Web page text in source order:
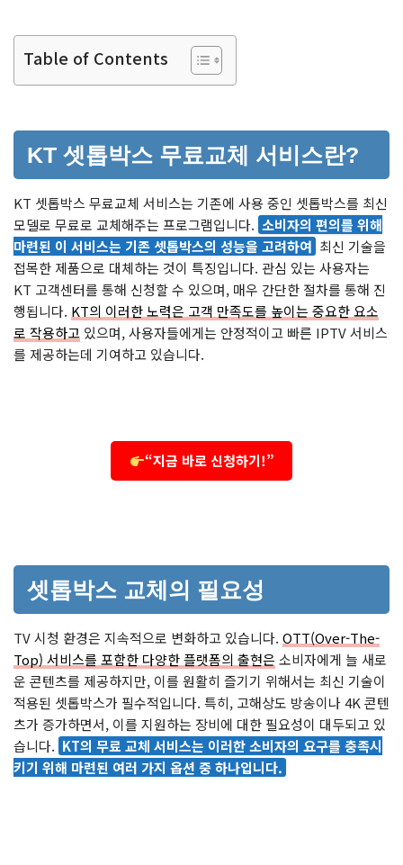
Table of Contents
KT 셋톱박스 무료교체 서비스란?
KT 셋톱박스 무료교체 서비스는 기존에 사용 중인 셋톱박스를 최신
모델로 무료로 교체해주는 프로그램입니다. 소비자의 편의를 위해
마련된 이 서비스는 기존 셋톱박스의 성능을 고려하여 최신 기술을
접목한 제품으로 대체하는 것이 특징입니다. 관심 있는 사용자는
KT 고객센터를 통해 신청할 수 있으며, 매우 간단한 절차를 통해 진
행됩니다. KT의 이러한 노력은 고객 만족도를 높이는 중요한 요소
로 작용하고 있으며, 사용자들에게는 안정적이고 빠른 IPTV 서비스
를 제공하는데 기여하고 있습니다.
“지금 바로 신청하기!”
셋톱박스 교체의 필요성
TV 시청 환경은 지속적으로 변화하고 있습니다. OTT(Over-The-
Top) 서비스를 포함한 다양한 플랫폼의 출현은 소비자에게 늘 새로
운 콘텐츠를 제공하지만, 이를 원활히 즐기기 위해서는 최신 기술이
적용된 셋톱박스가 필수적입니다. 특히, 고해상도 방송이나 4K 콘텐
츠가 증가하면서, 이를 지원하는 장비에 대한 필요성이 대두되고 있
습니다. KT의 무료 교체 서비스는 이러한 소비자의 요구를 충족시
키기 위해 마련된 여러 가지 옵션 중 하나입니다.